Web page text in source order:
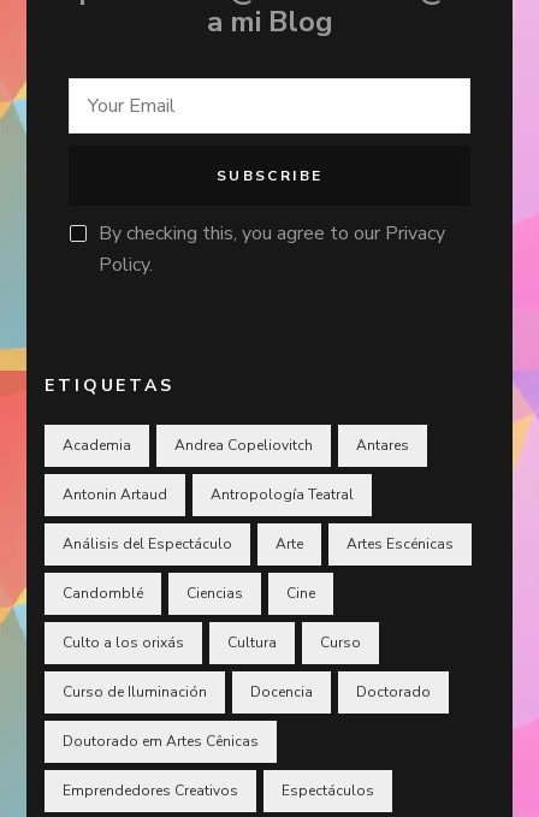
a mi Blog
By checking this, you agree to our Privacy
Policy.
ETIQUETAS
Academia Andrea Copeliovitch Antares
Antonin Artaud Antropología Teatral
Análisis del Espectáculo Arte Artes Escénicas
Candomblé Ciencias Cine
Culto a los orixás Cultura Curso
Curso de Iluminación Docencia Doctorado
Doutorado em Artes Cênicas
Emprendedores Creativos Espectáculos